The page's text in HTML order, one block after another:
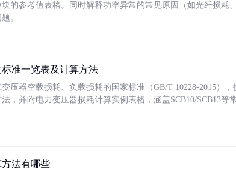
的参考值表格。同时解释功率异常的常见原因（如光纤损耗
。
准一览表及计算方法
压器空载损耗、负载损耗的国家标准（GB/T 10228-2015）
，并附电力变压器损耗计算实例表格，涵盖SCB10/SCB13等
法有哪些